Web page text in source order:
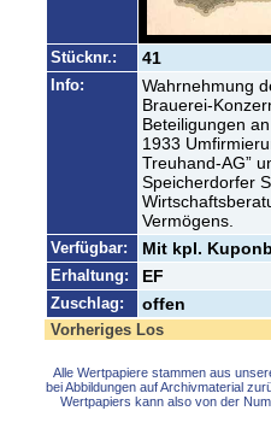
Stücknr.: 41
Info:
Wahrnehmung
Brauerei-
Beteiligungen
1933
Treuhand-AG”
Speicherdorfer
Vermögens.
Verfügbar: Mit kpl.
Erhaltung: EF
Zuschlag: offen
Vorheriges Los
Alle Wertpapiere stammen aus
bei Abbildungen auf Archivmaterial
Wertpapiers kann also von der